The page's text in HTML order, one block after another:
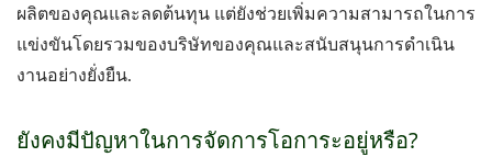
ผลิตของคุณและลดต้นทุน แต่ยังช่วยเพิ่มความสามารถในการ
แข่งขันโดยรวมของบริษัทของคุณและสนับสนุนการดำเนิน
งานอย่างยั่งยืน.
ยังคงมีปัญหาในการจัดการโอการะอยู่หรือ?